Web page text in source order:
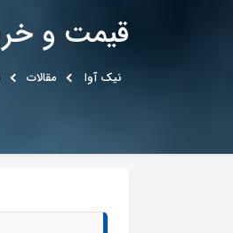
قیمت و خرید سمعک در سال
نیک آوا مقالات